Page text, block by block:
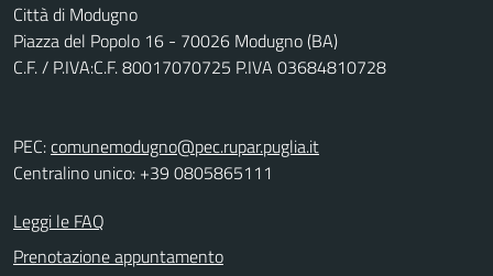
Città di Modugno
Piazza del Popolo 16 - 70026 Modugno (BA)
C.F. / P.IVA:C.F. 80017070725 P.IVA 03684810728
PEC:comunemodugno@pec.rupar.puglia.it
Centralino unico: +39 0805865111
Leggi le FAQ
Prenotazione appuntamento